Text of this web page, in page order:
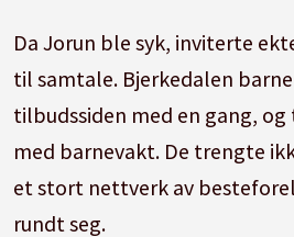
Da Jorun ble syk, inviterte
til samtale. Bjerkedalen
tilbudssiden med en gang,
med barnevakt. De trengte
et stort nettverk av
rundt seg.